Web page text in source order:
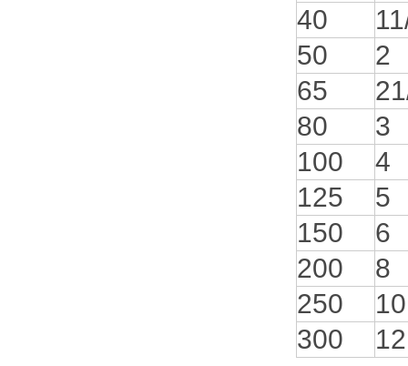
40
50
2
65
80
3
100
4
125
5
150
6
200
8
250
10
300
12